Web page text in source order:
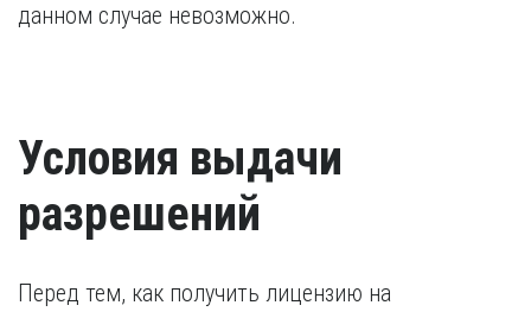
данном случае невозможно.
Условия выдачи
разрешений
Перед тем, как получить лицензию на